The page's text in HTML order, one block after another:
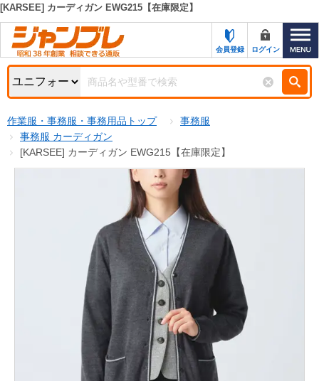
カテゴリー一覧
お知らせ
特集・キャンペーン一覧
初めての方へ
お問い合わせ
サポート＆ヘルプ
FAX注文用紙の印刷
ジャンブレの特長
新規登録キャンペーン
メーカーカタログ一覧
キーワード検索
検索条件
商品カテゴリから選ぶ
販売価格(税抜き)で絞る
円から
[KARSEE] カーディガン EWG215【在庫限定】
会員登録 ログイン
作業服・事務服・事務用品トップ
事務服
事務服 カーディガン
[KARSEE] カーディガン EWG215【在庫限定】